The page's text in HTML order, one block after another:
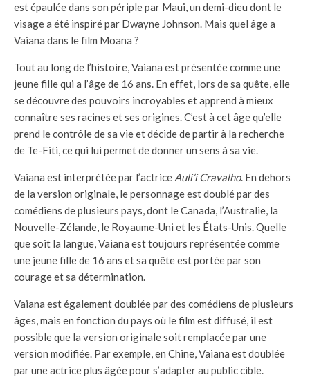
est épaulée dans son périple par Maui, un demi-dieu dont le
visage a été inspiré par Dwayne Johnson. Mais quel âge a
Vaiana dans le film Moana ?
Tout au long de l’histoire, Vaiana est présentée comme une
jeune fille qui a l’âge de 16 ans. En effet, lors de sa quête, elle
se découvre des pouvoirs incroyables et apprend à mieux
connaître ses racines et ses origines. C’est à cet âge qu’elle
prend le contrôle de sa vie et décide de partir à la recherche
de Te-Fiti, ce qui lui permet de donner un sens à sa vie.
Vaiana est interprétée par l’actrice Auli’i Cravalho. En dehors
de la version originale, le personnage est doublé par des
comédiens de plusieurs pays, dont le Canada, l’Australie, la
Nouvelle-Zélande, le Royaume-Uni et les États-Unis. Quelle
que soit la langue, Vaiana est toujours représentée comme
une jeune fille de 16 ans et sa quête est portée par son
courage et sa détermination.
Vaiana est également doublée par des comédiens de plusieurs
âges, mais en fonction du pays où le film est diffusé, il est
possible que la version originale soit remplacée par une
version modifiée. Par exemple, en Chine, Vaiana est doublée
par une actrice plus âgée pour s’adapter au public cible.